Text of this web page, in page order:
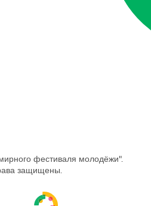
фестиваля молодёжи".
защищены.